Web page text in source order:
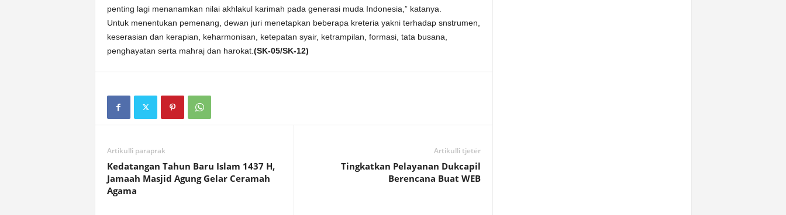
penting lagi menanamkan nilai akhlakul karimah pada generasi muda Indonesia,” katanya.
Untuk menentukan pemenang, dewan juri menetapkan beberapa kreteria yakni terhadap snstrumen,
keserasian dan kerapian, keharmonisan, ketepatan syair, ketrampilan, formasi, tata busana,
penghayatan serta mahraj dan harokat. (SK-05/SK-12)
Artikulli paraprak
Kedatangan Tahun Baru Islam 1437 H,
Jamaah Masjid Agung Gelar Ceramah
Agama
Artikulli tjetër
Tingkatkan Pelayanan Dukcapil
Berencana Buat WEB